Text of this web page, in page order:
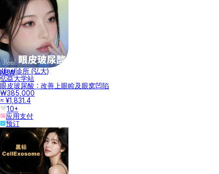
NEW
Jfeel诊所 (弘大)
弘益大学站
眼皮玻尿酸：改善上眼睑及眼窝凹陷
₩385,000
≈ ¥1,831.4
10+
应用支付
预订